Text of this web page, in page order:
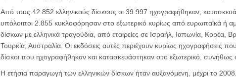
Από τους 42.852 ελληνικούς δίσκους οι 39.997 ηχογραφήθηκαν,
υπόλοιποι 2.855 κυκλοφόρησαν στο εξωτερικό κυρίως από ευρωπαϊκά ή
δίσκων με ελληνικά τραγούδια, από εταιρείες σε Ισραήλ, Ιαπωνία, Κορέα,
Τουρκία, Αυστραλία. Οι εκδόσεις αυτές περιέχουν κυρίως ηχογραφήσεις
δίσκοι που ηχογραφήθηκαν και κατασκευάστηκαν στο εξωτερικό,
Η ετήσια παραγωγή των ελληνικών δίσκων ήταν αυξανόμενη, μέχρι το